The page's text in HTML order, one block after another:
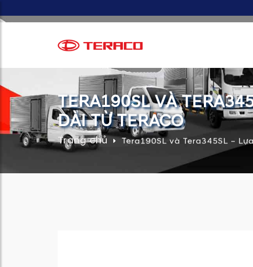
TERA190SL VÀ
DÀI TỪ TERACO
Trang chủ Tera190SL và Tera345SL –